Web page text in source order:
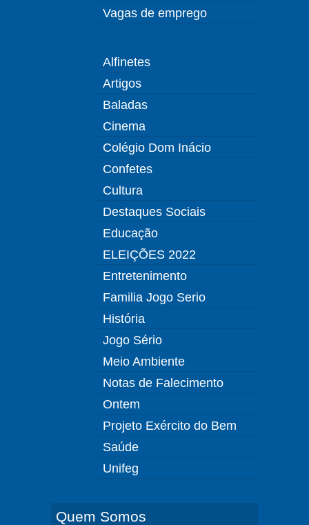
Vagas de emprego
Alfinetes
Artigos
Baladas
Cinema
Colégio Dom Inácio
Confetes
Cultura
Destaques Sociais
Educação
ELEIÇÕES 2022
Entretenimento
Familia Jogo Serio
História
Jogo Sério
Meio Ambiente
Notas de Falecimento
Ontem
Projeto Exército do Bem
Saúde
Unifeg
Quem Somos